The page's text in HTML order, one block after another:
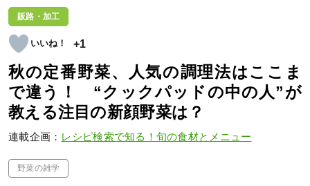
販路・加工
+1
秋の定番野菜、人気の調理法はここま
で違う！ “クックパッドの中の人”が
教える注目の新顔野菜は？
連載企画： レシピ検索で知る！旬の食材とメニュー
野菜の雑学